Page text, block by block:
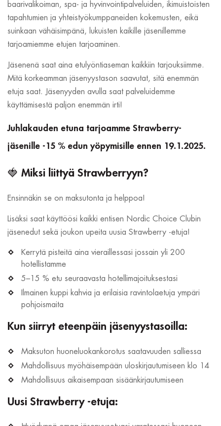
baarivalikoiman, spa- ja hyvinvointipalveluiden, ikimuistoisten
tapahtumien ja yhteistyökumppaneiden kokemusten, eikä
suinkaan vähäisimpänä, lukuisten kaikille jäsenillemme
tarjoamiemme etujen tarjoaminen.
Jäsenenä saat aina etulyöntiaseman kaikkiin tarjouksiimme.
Mitä korkeamman jäsenyystason saavutat, sitä enemmän
etuja saat. Jäsenyyden avulla saat palveluidemme
käyttämisestä paljon enemmän irti!
Juhlakauden etuna tarjoamme Strawberry-
jäsenille -15 % edun yöpymisille ennen 19.1.2025.
🍓 Miksi liittyä Strawberryyn?
Ensinnäkin se on maksutonta ja helppoa!
Lisäksi saat käyttöösi kaikki entisen Nordic Choice Clubin
jäsenedut sekä joukon upeita uusia Strawberry -etuja!
Kerrytä pisteitä aina vieraillessasi jossain yli 200
hotellistamme
5–15 % etu seuraavasta hotellimajoituksestasi
Ilmainen kuppi kahvia ja erilaisia ravintolaetuja ympäri
pohjoismaita
Kun siirryt eteenpäin jäsenyystasoilla:
Maksuton huoneluokankorotus saatavuuden salliessa
Mahdollisuus myöhäisempään uloskirjautumiseen klo 14
Mahdollisuus aikaisempaan sisäänkirjautumiseen
Uusi Strawberry -etuja: